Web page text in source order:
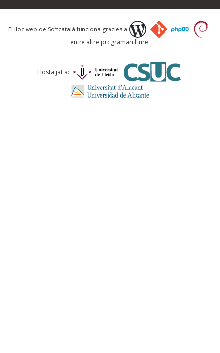
Què proposeu?
Comentari *
El lloc web de Softcatalà funciona gràcies a
entre altre programari lliure.
Hostatjat a: